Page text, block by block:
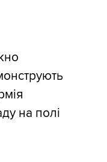
на полі